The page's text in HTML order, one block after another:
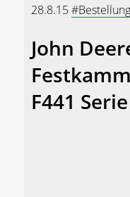
28.8.15
John
F441 Serie